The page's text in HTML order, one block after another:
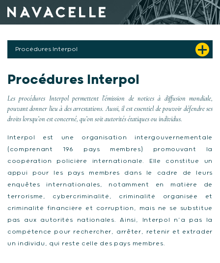
Procédures Interpol
Procédures Interpol
Les procédures Interpol permettent l’émission de notices à diffusion mondiale,
pouvant donner lieu à des arrestations. Aussi, il est essentiel de pouvoir défendre ses
droits lorsqu’on est concerné, qu’on soit autorités étatiques ou individus.
Interpol est une organisation intergouvernementale
(comprenant 196 pays membres) promouvant la
coopération policière internationale. Elle constitue un
appui pour les pays membres dans le cadre de leurs
enquêtes internationales, notamment en matière de
terrorisme, cybercriminalité, criminalité organisée et
criminalité financière et corruption, mais ne se substitue
pas aux autorités nationales. Ainsi, Interpol n’a pas la
compétence pour rechercher, arrêter, retenir et extrader
un individu, qui reste celle des pays membres.